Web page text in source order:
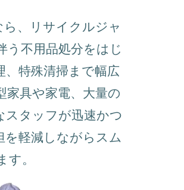
、リサイクルジャ
う不用品処分をはじ
、特殊清掃まで幅広
家具や家電、大量の
スタッフが迅速かつ
軽減しながらスム
。